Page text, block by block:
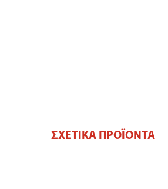
ΣΧΕΤΙΚΆ ΠΡΟΪΌΝΤΑ